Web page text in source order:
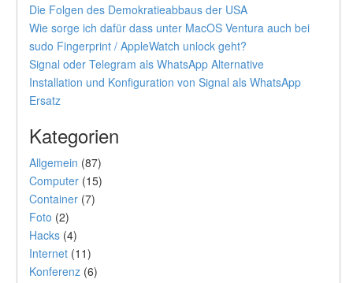
Die Folgen des Demokratieabbaus der USA
Wie sorge ich dafür dass unter MacOS Ventura auch bei
sudo Fingerprint / AppleWatch unlock geht?
Signal oder Telegram als WhatsApp Alternative
Installation und Konfiguration von Signal als WhatsApp
Ersatz
Kategorien
Allgemein (87)
Computer (15)
Container (7)
Foto (2)
Hacks (4)
Internet (11)
Konferenz (6)